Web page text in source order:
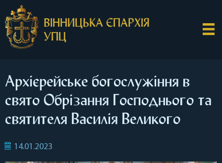
ВІННИЦЬКА ЄПАРХІЯ
УПЦ
Архієрейське богослужіння в
свято Обрізання Господнього та
святителя Василія Великого
14.01.2023